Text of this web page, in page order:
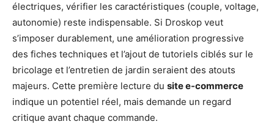
électriques, vérifier les caractéristiques (couple, voltage,
autonomie) reste indispensable. Si Droskop veut
s’imposer durablement, une amélioration progressive
des fiches techniques et l’ajout de tutoriels ciblés sur le
bricolage et l’entretien de jardin seraient des atouts
majeurs. Cette première lecture du site e-commerce
indique un potentiel réel, mais demande un regard
critique avant chaque commande.